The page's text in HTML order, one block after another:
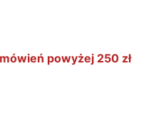
powyżej 250 zł